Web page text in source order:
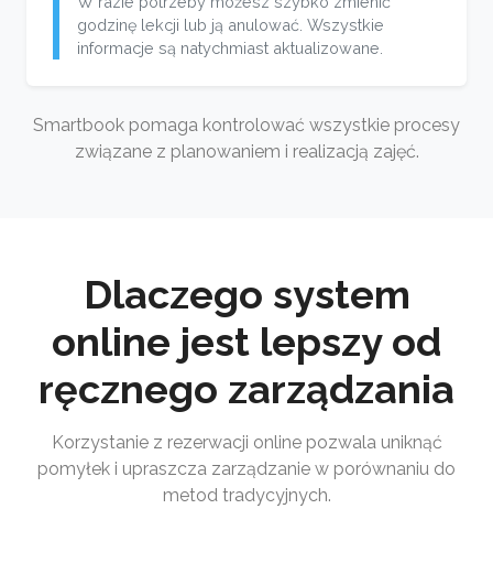
godzinę lekcji lub ją anulować. Wszystkie
informacje są natychmiast aktualizowane.
Smartbook pomaga kontrolować wszystkie procesy
związane z planowaniem i realizacją zajęć.
Dlaczego system
online jest lepszy od
ręcznego zarządzania
Korzystanie z rezerwacji online pozwala uniknąć
pomyłek i upraszcza zarządzanie w porównaniu do
metod tradycyjnych.